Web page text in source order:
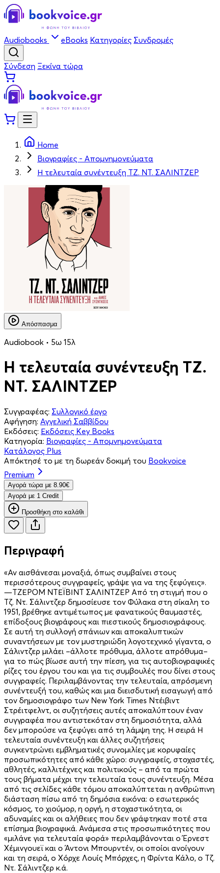
Audiobooks eBooks Κατηγορίες Συνδρομές
Σύνδεση Ξεκίνα τώρα
Home
Βιογραφίες - Απομνημονεύματα
Η τελευταία συνέντευξη ΤΖ. ΝΤ. ΣΑΛΙΝΤΖΕΡ
Απόσπασμα
Audiobook • 5ω 15λ
Η τελευταία συνέντευξη ΤΖ.
ΝΤ. ΣΑΛΙΝΤΖΕΡ
Συγγραφέας: Συλλογικό έργο
Αφήγηση: Αγγελική Σαββίδου
Εκδόσεις: Εκδόσεις Key Books
Κατηγορία: Βιογραφίες - Απομνημονεύματα
Κατάλογος Plus
Απόκτησέ το με τη δωρεάν δοκιμή του Bookvoice
Premium
Aγορά τώρα με 8.90€
Aγορά με 1 Credit
Προσθήκη στο καλάθι
Περιγραφή
«Αν αισθάνεσαι μοναξιά, όπως συμβαίνει στους
περισσότερους συγγραφείς, γράψε για να της ξεφύγεις».
—ΤΖΕΡΟΜ ΝΤΕΪΒΙΝΤ ΣΑΛΙΝΤΖΕΡ Από τη στιγμή που ο
Τζ. Ντ. Σάλιντζερ δημοσίευσε τον Φύλακα στη σίκαλη το
1951, βρέθηκε αντιμέτωπος με φανατικούς θαυμαστές,
επίδοξους βιογράφους και πιεστικούς δημοσιογράφους.
Σε αυτή τη συλλογή σπάνιων και αποκαλυπτικών
συναντήσεων με τον μυστηριώδη λογοτεχνικό γίγαντα, ο
Σάλιντζερ μιλάει –άλλοτε πρόθυμα, άλλοτε απρόθυμα–
για το πώς βίωσε αυτή την πίεση, για τις αυτοβιογραφικές
ρίζες του έργου του και για τις συμβουλές που δίνει στους
συγγραφείς. Περιλαμβάνοντας την τελευταία, απρόσμενη
συνέντευξή του, καθώς και μια διεισδυτική εισαγωγή από
τον δημοσιογράφο των New York Times Ντέιβιντ
Στρέιτφελντ, οι συζητήσεις αυτές αποκαλύπτουν έναν
συγγραφέα που αντιστεκόταν στη δημοσιότητα, αλλά
δεν μπορούσε να ξεφύγει από τη λάμψη της. Η σειρά Η
τελευταία συνέντευξη και άλλες συζητήσεις
συγκεντρώνει εμβληματικές συνομιλίες με κορυφαίες
προσωπικότητες από κάθε χώρο: συγγραφείς, στοχαστές,
αθλητές, καλλιτέχνες και πολιτικούς – από τα πρώτα
τους βήματα μέχρι την τελευταία τους συνέντευξη. Μέσα
από τις σελίδες κάθε τόμου αποκαλύπτεται η ανθρώπινη
διάσταση πίσω από τη δημόσια εικόνα: ο εσωτερικός
κόσμος, το χιούμορ, η οργή, η στοχαστικότητα, οι
αδυναμίες και οι αλήθειες που δεν γράφτηκαν ποτέ στα
επίσημα βιογραφικά. Ανάμεσα στις προσωπικότητες που
«μιλάνε για τελευταία φορά» περιλαμβάνονται ο Έρνεστ
Χέμινγουεϊ και ο Άντονι Μπουρντέν, οι οποίοι ανοίγουν
και τη σειρά, ο Χόρχε Λουίς Μπόρχες, η Φρίντα Κάλο, ο Τζ.
Ντ. Σάλιντζερ κ.ά.